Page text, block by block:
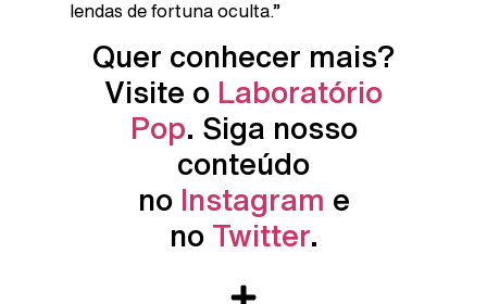
lendas de fortuna oculta.”
Quer conhecer mais?
Visite o Laboratório
Pop. Siga nosso
conteúdo
no Instagram e
no Twitter.